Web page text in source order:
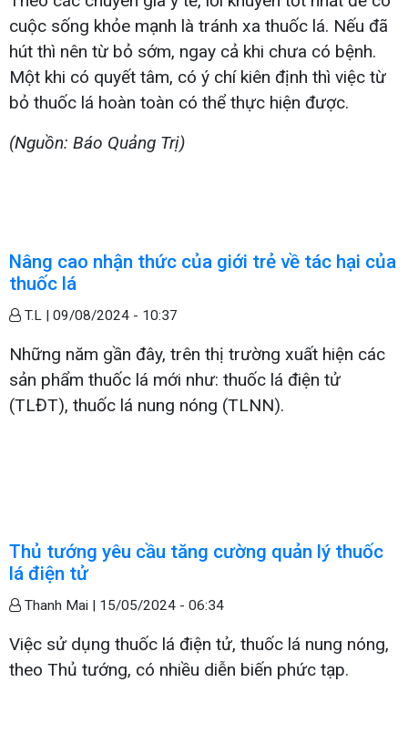
cuộc sống khỏe mạnh là tránh xa thuốc lá. Nếu đã
hút thì nên từ bỏ sớm, ngay cả khi chưa có bệnh.
Một khi có quyết tâm, có ý chí kiên định thì việc từ
bỏ thuốc lá hoàn toàn có thể thực hiện được.
(Nguồn: Báo Quảng Trị)
Nâng cao nhận thức của giới trẻ về tác hại của
thuốc lá
T.L | 09/08/2024 - 10:37
Những năm gần đây, trên thị trường xuất hiện các
sản phẩm thuốc lá mới như: thuốc lá điện tử
(TLĐT), thuốc lá nung nóng (TLNN).
Thủ tướng yêu cầu tăng cường quản lý thuốc
lá điện tử
Thanh Mai | 15/05/2024 - 06:34
Việc sử dụng thuốc lá điện tử, thuốc lá nung nóng,
theo Thủ tướng, có nhiều diễn biến phức tạp.